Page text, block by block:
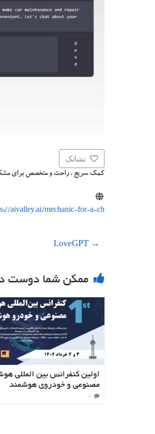
نشانک
کمک سریع ، راحت و متخصص برای
aivalley.ai/mechanic-for-a-ch...
→
ممکن شما دوست
اولین کنفرانس بین المللی
مصنوعی و خودروی هوشمند
۰